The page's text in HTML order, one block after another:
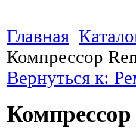
Главная
Компрессор
Вернуться к: